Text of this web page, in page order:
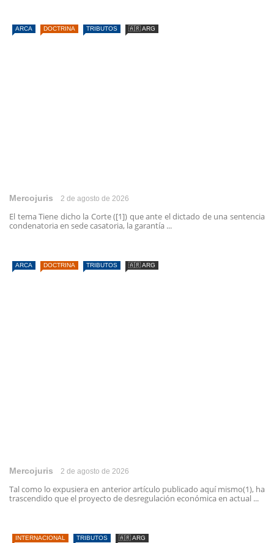
ARCA DOCTRINA TRIBUTOS 🇦🇷 ARG
Mercojuris 2 de agosto de 2026
El tema Tiene dicho la Corte ([1]) que ante el dictado de una sentencia
condenatoria en sede casatoria, la garantía ...
ARCA DOCTRINA TRIBUTOS 🇦🇷 ARG
Mercojuris 2 de agosto de 2026
Tal como lo expusiera en anterior artículo publicado aquí mismo(1), ha
trascendido que el proyecto de desregulación económica en actual ...
INTERNACIONAL TRIBUTOS 🇦🇷 ARG